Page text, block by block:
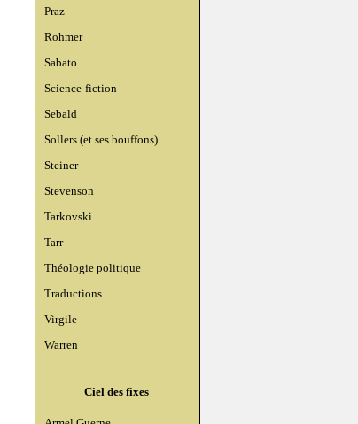
Praz
Rohmer
Sabato
Science-fiction
Sebald
Sollers (et ses bouffons)
Steiner
Stevenson
Tarkovski
Tarr
Théologie politique
Traductions
Virgile
Warren
Ciel des fixes